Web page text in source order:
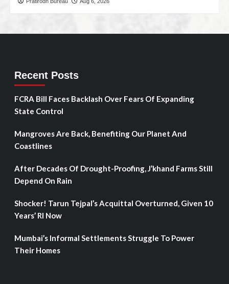
Recent Posts
FCRA Bill Faces Backlash Over Fears Of Expanding
State Control
Mangroves Are Back, Benefiting Our Planet And
Coastlines
After Decades Of Drought-Proofing, J’khand Farms Still
Depend On Rain
Shocker! Tarun Tejpal’s Acquittal Overturned, Given 10
Years’ RI Now
Mumbai’s Informal Settlements Struggle To Power
Their Homes